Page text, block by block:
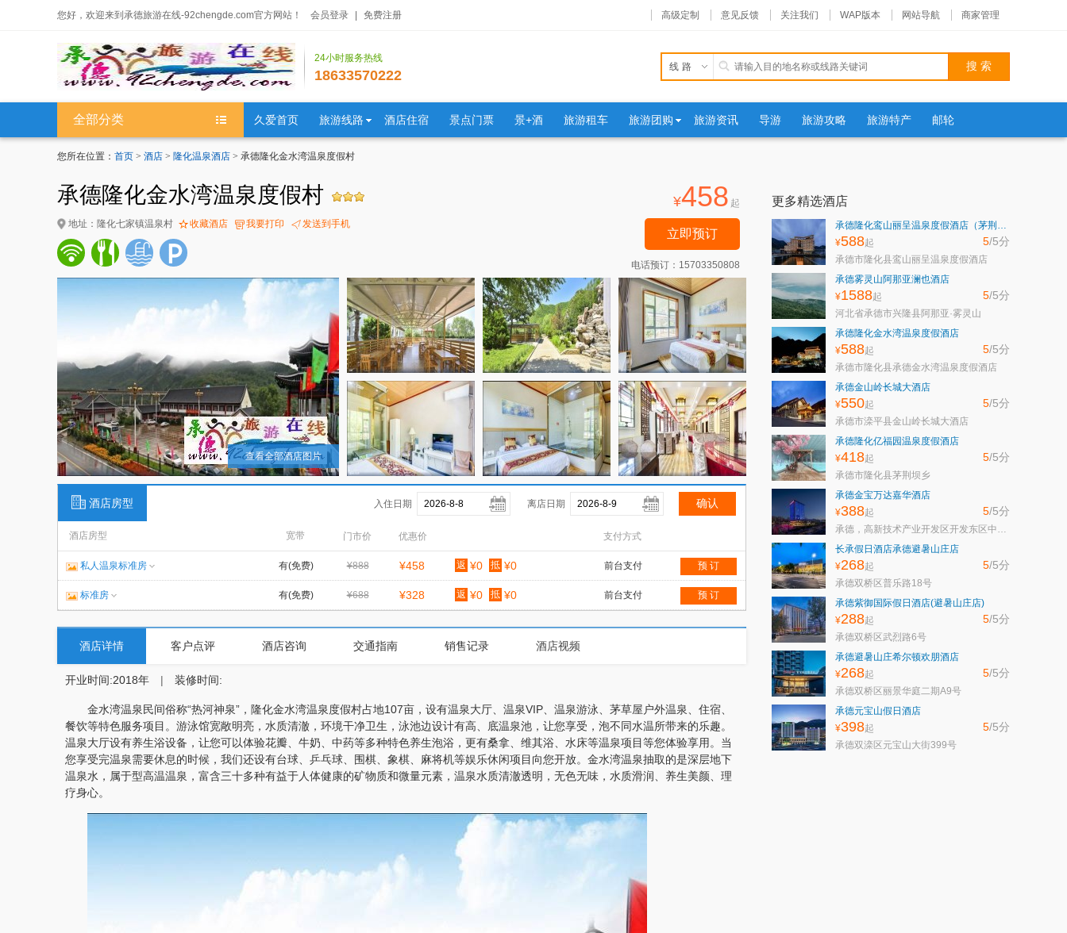
您好，欢迎来到承德旅游在线-92chengde.com官方网站！ 会员登录 免费注册 高级定制 意见反馈 关注我们 WAP版本 网站导航 商家管理
24小时服务热线
18633570222
线路
全部分类 久爱首页 旅游线路 酒店住宿 景点门票 景+酒 旅游租车 旅游团购 旅游资讯 导游 旅游攻略 旅游特产 邮轮
您所在位置： 首页 > 酒店 > 隆化温泉酒店 > 承德隆化金水湾温泉度假村
承德隆化金水湾温泉度假村
地址：隆化七家镇温泉村 收藏酒店 我要打印 发送到手机
¥458 起
立即预订
电话预订： 15703350808
查看全部酒店图片
酒店房型 入住日期 离店日期
酒店房型 宽带 门市价 优惠价 支付方式
私人温泉标准房 有(免费) ¥888 ¥458 返 ¥0 抵 ¥0 前台支付 预 订
标准房 有(免费) ¥688 ¥328 返 ¥0 抵 ¥0 前台支付 预 订
酒店详情 客户点评 酒店咨询 交通指南 销售记录 酒店视频
开业时间:2018年 | 装修时间:
金水湾温泉民间俗称“热河神泉”，隆化金水湾温泉度假村占地107亩，设有温泉大厅、温泉VIP、温泉游泳、茅草屋户外温泉、住宿、
餐饮等特色服务项目。游泳馆宽敞明亮，水质清澈，环境干净卫生，泳池边设计有高、底温泉池，让您享受，泡不同水温所带来的乐趣。
温泉大厅设有养生浴设备，让您可以体验花瓣、牛奶、中药等多种特色养生泡浴，更有桑拿、维其浴、水床等温泉项目等您体验享用。当
您享受完温泉需要休息的时候，我们还设有台球、乒乓球、围棋、象棋、麻将机等娱乐休闲项目向您开放。金水湾温泉抽取的是深层地下
温泉水，属于型高温温泉，富含三十多种有益于人体健康的矿物质和微量元素，温泉水质清澈透明，无色无味，水质滑润、养生美颜、理
疗身心。
更多精选酒店
承德隆化鸾山丽呈温泉度假酒店（茅荆坝七家温泉村）
¥588起 5/5分
承德市隆化县鸾山丽呈温泉度假酒店
承德雾灵山阿那亚澜也酒店
¥1588起 5/5分
河北省承德市兴隆县阿那亚·雾灵山
承德隆化金水湾温泉度假酒店
¥588起 5/5分
承德市隆化县承德金水湾温泉度假酒店
承德金山岭长城大酒店
¥550起 5/5分
承德市滦平县金山岭长城大酒店
承德隆化亿福园温泉度假酒店
¥418起 5/5分
承德市隆化县茅荆坝乡
承德金宝万达嘉华酒店
¥388起 5/5分
承德，高新技术产业开发区开发东区中路金宝大厦
长承假日酒店承德避暑山庄店
¥268起 5/5分
承德双桥区普乐路18号
承德紫御国际假日酒店(避暑山庄店)
¥288起 5/5分
承德双桥区武烈路6号
承德避暑山庄希尔顿欢朋酒店
¥268起 5/5分
承德双桥区丽景华庭二期A9号
承德元宝山假日酒店
¥398起 5/5分
承德双滦区元宝山大街399号